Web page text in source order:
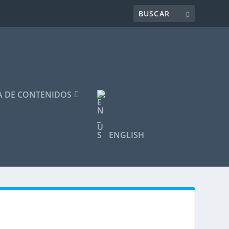
DE CONTENIDOS
ENGLISH